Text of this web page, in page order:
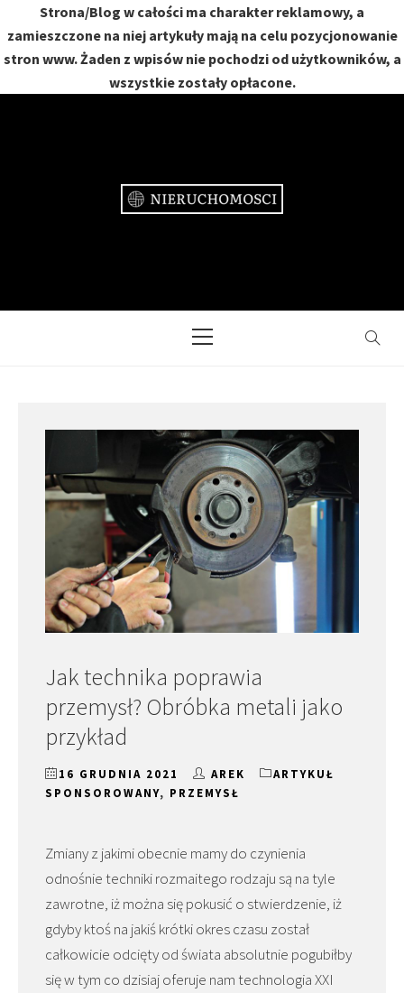
Strona/Blog w całości ma charakter reklamowy, a
zamieszczone na niej artykuły mają na celu pozycjonowanie
stron www. Żaden z wpisów nie pochodzi od użytkowników, a
wszystkie zostały opłacone.
Menu
Jak technika poprawia
przemysł? Obróbka metali jako
przykład
16 GRUDNIA 2021 AREK
ARTYKUŁ
SPONSOROWANY, PRZEMYSŁ
Zmiany z jakimi obecnie mamy do czynienia
odnośnie techniki rozmaitego rodzaju są na tyle
zawrotne, iż można się pokusić o stwierdzenie, iż
gdyby ktoś na jakiś krótki okres czasu został
całkowicie odcięty od świata absolutnie pogubiłby
się w tym co dzisiaj oferuje nam technologia XXI